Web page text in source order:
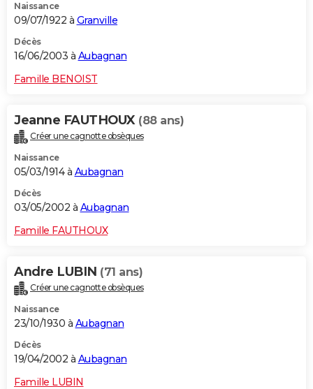
Naissance
09/07/1922 à Granville
Décès
16/06/2003 à Aubagnan
Famille BENOIST
Jeanne FAUTHOUX (88 ans)
Créer une cagnotte obsèques
Naissance
05/03/1914 à Aubagnan
Décès
03/05/2002 à Aubagnan
Famille FAUTHOUX
Andre LUBIN (71 ans)
Créer une cagnotte obsèques
Naissance
23/10/1930 à Aubagnan
Décès
19/04/2002 à Aubagnan
Famille LUBIN